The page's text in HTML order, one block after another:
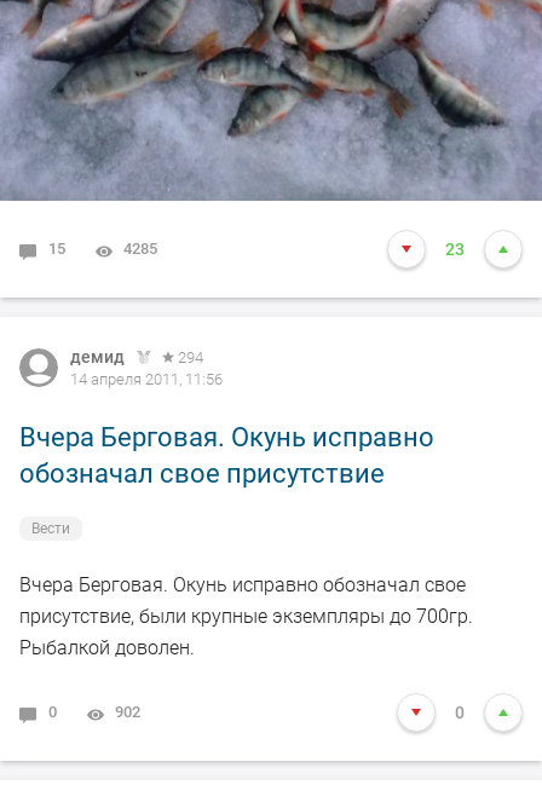
15 4285 23
демид
294
14 апреля 2011, 11:56
Вчера Берговая. Окунь исправно
обозначал свое присутствие
Вести
Вчера Берговая. Окунь исправно обозначал свое
присутствие, были крупные экземпляры до 700гр.
Рыбалкой доволен.
0 902 0